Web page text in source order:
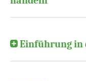
Einführung in